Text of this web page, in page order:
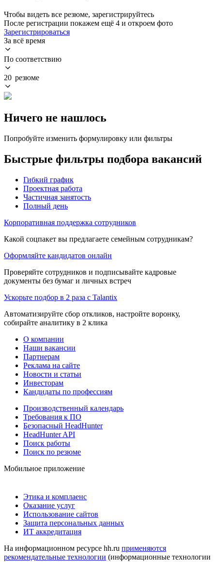
Чтобы видеть все резюме, зарегистрируйтесь
После регистрации покажем ещё 4 и откроем фото
Зарегистрироваться
За всё время
По соответствию
20 резюме
Ничего не нашлось
Попробуйте изменить формулировку или фильтры
Быстрые фильтры подбора вакансий
Гибкий график
Проектная работа
Частичная занятость
Полный день
Корпоративная поддержка сотрудников
Какой соцпакет вы предлагаете семейным сотрудникам?
Оформляйте кандидатов онлайн
Проверяйте сотрудников и подписывайте кадровые
документы без бумаг и личных встреч
Ускорьте подбор в 2 раза с Talantix
Автоматизируйте сбор откликов, настройте воронку,
собирайте аналитику в 2 клика
О компании
Наши вакансии
Партнерам
Реклама на сайте
Новости и статьи
Инвесторам
Кандидаты по профессиям
Производственный календарь
Требования к ПО
Безопасный HeadHunter
HeadHunter API
Поиск работы
Поиск по резюме
Мобильное приложение
Этика и комплаенс
Оказание услуг
Использование сайтов
Защита персональных данных
ИТ аккредитация
На информационном ресурсе hh.ru применяются
рекомендательные технологии (информационные технологии